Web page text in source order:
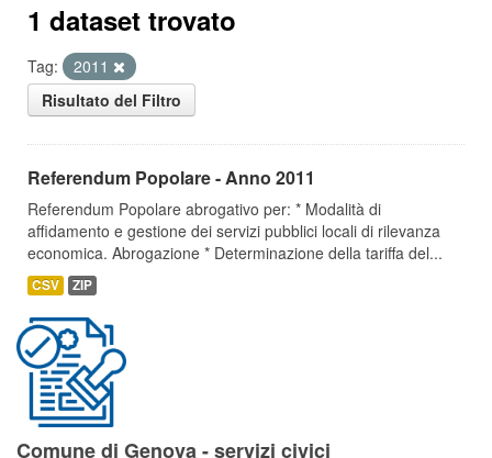
1 dataset trovato
Tag:
2011
Risultato del Filtro
Referendum Popolare - Anno 2011
Referendum Popolare abrogativo per: * Modalità di
affidamento e gestione dei servizi pubblici locali di rilevanza
economica. Abrogazione * Determinazione della tariffa del...
CSV ZIP
Comune di Genova - servizi civici